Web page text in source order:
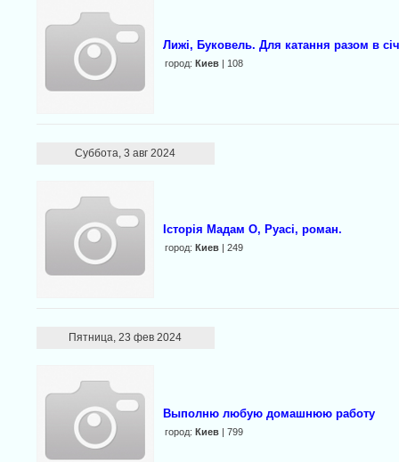
Лижі, Буковель. Для катання разом в
город: Киев| 108
Суббота, 3 авг 2024
Історія Мадам О, Руасі, роман.
город: Киев| 249
Пятница, 23 фев 2024
Выполню любую домашнюю работу
город: Киев| 799